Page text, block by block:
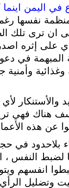
اليمن اينما
نفسها رغم
ان ترى تلك
إثره
في
وأمنية
والأستنكار
هناك فهي
عن هذه
بلاحدود في
لضبط النفس
انفسهم
الرأي